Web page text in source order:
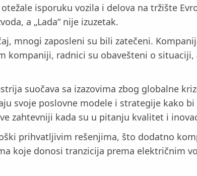
isporuku vozila i delova na tržište
a „Lada“ nije izuzetak.
mnogi zaposleni su bili zatečeni.
kompaniji, radnici su obavešteni o
suočava sa izazovima zbog globalne
svoje poslovne modele i strategije kako
zahtevniji kada su u pitanju kvalitet i
prihvatljivim rešenjima, što dodatno
koje donosi tranzicija prema električnim